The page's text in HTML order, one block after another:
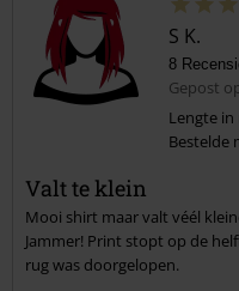
S K.
8
Gepost
Lengte in
Bestelde
Valt te klein
Mooi shirt maar valt véél
Jammer! Print stopt op de
rug was doorgelopen.